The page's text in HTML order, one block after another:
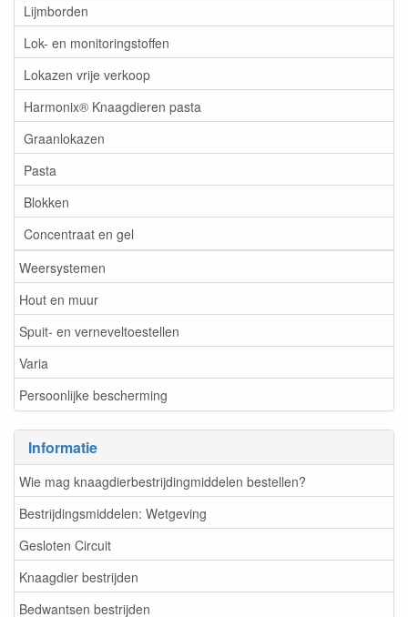
Lijmborden
Lok- en monitoringstoffen
Lokazen vrije verkoop
Harmonix® Knaagdieren pasta
Graanlokazen
Pasta
Blokken
Concentraat en gel
Weersystemen
Hout en muur
Spuit- en verneveltoestellen
Varia
Persoonlijke bescherming
Informatie
Wie mag knaagdierbestrijdingmiddelen bestellen?
Bestrijdingsmiddelen: Wetgeving
Gesloten Circuit
Knaagdier bestrijden
Bedwantsen bestrijden